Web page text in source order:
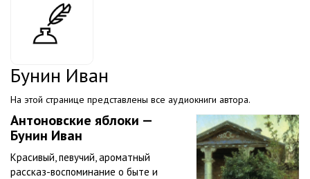
Бунин Иван
На этой странице представлены все аудиокниги автора.
Антоновские яблоки —
Бунин Иван
Красивый, певучий, ароматный
рассказ-воспоминание о быте и